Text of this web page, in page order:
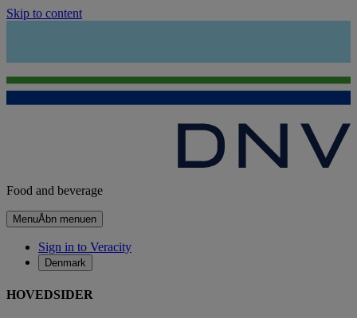
Skip to content
Food and beverage
MenuÅbn menuen
Sign in to Veracity
Denmark
HOVEDSIDER